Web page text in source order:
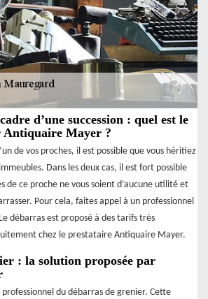
d’une succession : quel est le
Mayer ?
de vos proches, il est possible que vous héritiez
Dans les deux cas, il est fort possible
de ce proche ne vous soient d’aucune utilité et
Pour cela, faites appel à un professionnel
débarras est proposé à des tarifs très
chez le prestataire Antiquaire Mayer.
: la solution proposée par
du débarras de grenier. Cette